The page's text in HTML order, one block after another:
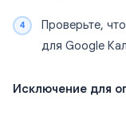
Проверьте,
для Google
Исключение для